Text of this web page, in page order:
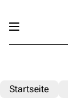
Startseite